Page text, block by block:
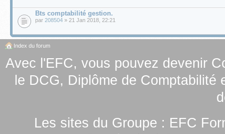
Bts comptabilité gestion.
par 208504 » 21 Jan 2018, 22:21
Index du forum
Avec l'EFC, vous pouvez devenir
le DCG, Diplôme de Comptabilité
Les sites du Groupe : EFC